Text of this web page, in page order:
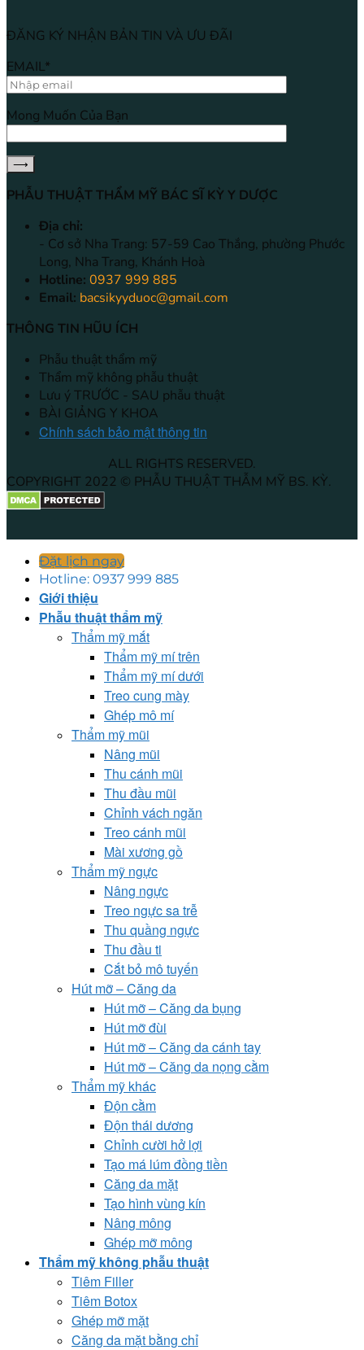
ĐĂNG KÝ NHẬN BẢN TIN VÀ ƯU ĐÃI
EMAIL*
Mong Muốn Của Bạn
PHẪU THUẬT THẨM MỸ BÁC SĨ KỲ Y DƯỢC
Địa chỉ:
- Cơ sở Nha Trang: 57-59 Cao Thắng, phường Phước
Long, Nha Trang, Khánh Hoà
Hotline: 0937 999 885
Email: bacsikyyduoc@gmail.com
THÔNG TIN HŨU ÍCH
Phẫu thuật thẩm mỹ
Thẩm mỹ không phẫu thuật
Lưu ý TRƯỚC - SAU phẫu thuật
BÀI GIẢNG Y KHOA
Chính sách bảo mật thông tin
ALL RIGHTS RESERVED.
COPYRIGHT 2022 © PHẪU THUẬT THẪM MỸ BS. KỲ.
Đặt lịch ngay
Hotline: 0937 999 885
Giới thiệu
Phẫu thuật thẩm mỹ
Thẩm mỹ mắt
Thẩm mỹ mí trên
Thẩm mỹ mí dưới
Treo cung mày
Ghép mô mí
Thẩm mỹ mũi
Nâng mũi
Thu cánh mũi
Thu đầu mũi
Chỉnh vách ngăn
Treo cánh mũi
Mài xương gồ
Thẩm mỹ ngực
Nâng ngực
Treo ngực sa trễ
Thu quầng ngực
Thu đầu ti
Cắt bỏ mô tuyến
Hút mỡ – Căng da
Hút mỡ – Căng da bụng
Hút mỡ đùi
Hút mỡ – Căng da cánh tay
Hút mỡ – Căng da nọng cằm
Thẩm mỹ khác
Độn cằm
Độn thái dương
Chỉnh cười hở lợi
Tạo má lúm đồng tiền
Căng da mặt
Tạo hình vùng kín
Nâng mông
Ghép mỡ mông
Thẩm mỹ không phẫu thuật
Tiêm Filler
Tiêm Botox
Ghép mỡ mặt
Căng da mặt bằng chỉ